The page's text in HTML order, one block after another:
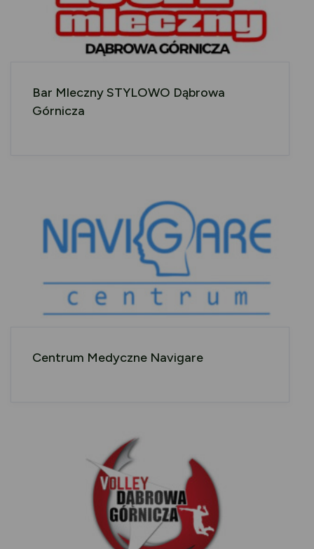
Bar Mleczny STYLOWO Dąbrowa
Górnicza
Centrum Medyczne Navigare